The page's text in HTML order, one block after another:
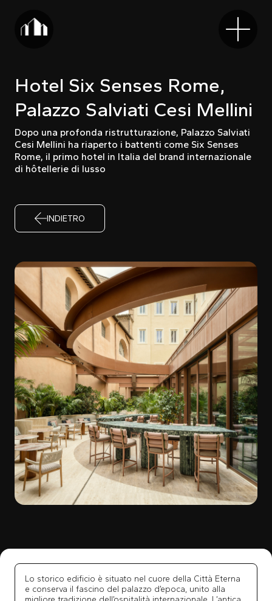
INDIETRO
Hotel Six Senses Rome,
Palazzo Salviati Cesi Mellini
Dopo una profonda ristrutturazione, Palazzo Salviati
Cesi Mellini ha riaperto i battenti come Six Senses
Rome, il primo hotel in Italia del brand internazionale
di hôtellerie di lusso
Lo storico edificio è situato nel cuore della Città Eterna
e conserva il fascino del palazzo d’epoca, unito alla